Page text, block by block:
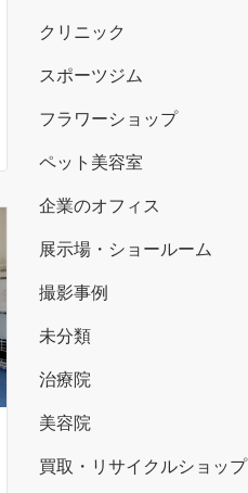
クリニック
スポーツジム
フラワーショップ
ペット美容室
企業のオフィス
展示場・ショールーム
撮影事例
未分類
治療院
美容院
買取・リサイクルショップ